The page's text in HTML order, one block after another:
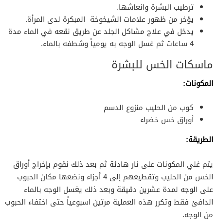
ترطيب البشرة وانعاشها.
يؤخر من ظهور علامات الشيخوخة المبكرة لدى المرأة.
يدخل في علاج مشاكل الجلد عن طريق نقعه في الماء مدة
4 ساعات ثم غسل الوجه به يومياً وشطفه بالماء.
ماسكات الخس للبشرة
المكونات:
كوب من الحليب منزوع الدسم
أوراق خس خضراء
الطريقة:
يتم غلي المكونات على نار هادئة ثم بعد ذلك نقوم بإخراج أوراق
الخس من الحليب وتقطيعهم إلى 4 أجزاء ونضعها مكان الحبوب
على الوجه لمدة عشرين دقيقة وبعد ذلك يغسل الوجه بالماء
الدافئ فقط وتكرر هذه العملية مرتين اسبوعياً حتى اختفاء الحبوب
من الوجه.